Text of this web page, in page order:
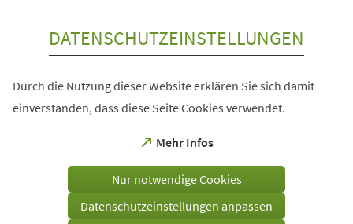
DATENSCHUTZEINSTELLUNGEN
Durch die Nutzung dieser Website erklären Sie sich damit
einverstanden, dass diese Seite Cookies verwendet.
Mehr Infos
(Öffnet
einem
Tab)
Nur notwendige Cookies
Datenschutzeinstellungen anpassen